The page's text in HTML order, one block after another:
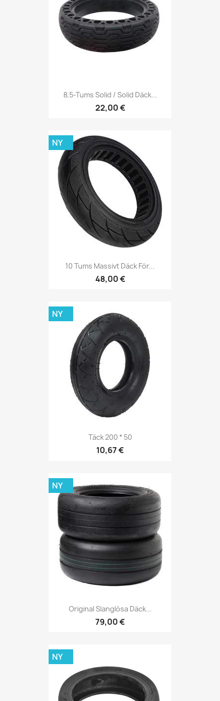
8,5-Tums Solid / Solid Däck...
22,00 €
10 Tums Massivt Däck För...
48,00 €
NY
Täck 200 * 50
10,67 €
NY
Original Slanglösa Däck...
79,00 €
NY
NY